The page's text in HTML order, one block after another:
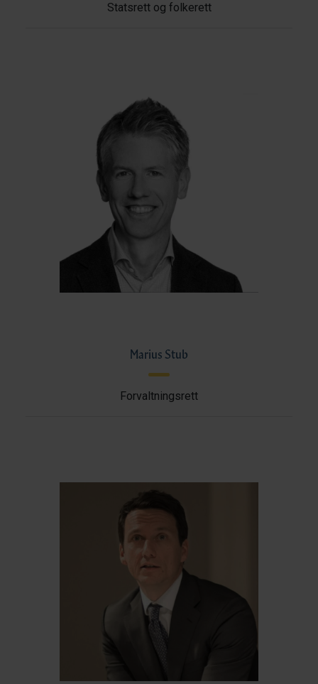
Statsrett og folkerett
Marius Stub
Forvaltningsrett